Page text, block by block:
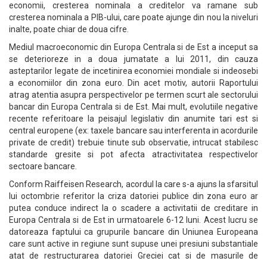
economii, cresterea nominala a creditelor va ramane sub
cresterea nominala a PIB-ului, care poate ajunge din nou la niveluri
inalte, poate chiar de doua cifre.
Mediul macroeconomic din Europa Centrala si de Est a inceput sa
se deterioreze in a doua jumatate a lui 2011, din cauza
asteptarilor legate de incetinirea economiei mondiale si indeosebi
a economiilor din zona euro. Din acet motiv, autorii Raportului
atrag atentia asupra perspectivelor pe termen scurt ale sectorului
bancar din Europa Centrala si de Est. Mai mult, evolutiile negative
recente referitoare la peisajul legislativ din anumite tari est si
central europene (ex: taxele bancare sau interferenta in acordurile
private de credit) trebuie tinute sub observatie, intrucat stabilesc
standarde gresite si pot afecta atractivitatea respectivelor
sectoare bancare.
Conform Raiffeisen Research, acordul la care s-a ajuns la sfarsitul
lui octombrie referitor la criza datoriei publice din zona euro ar
putea conduce indirect la o scadere a activitatii de creditare in
Europa Centrala si de Est in urmatoarele 6-12 luni. Acest lucru se
datoreaza faptului ca grupurile bancare din Uniunea Europeana
care sunt active in regiune sunt supuse unei presiuni substantiale
atat de restructurarea datoriei Greciei cat si de masurile de